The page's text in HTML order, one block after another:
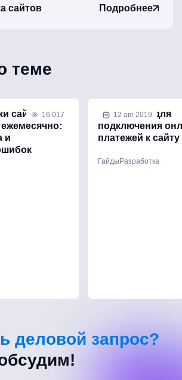
сайтов Подробнее
теме
16 017
сайта
и
12 авг 2019
5 сервисов для
подключения
платежей к сайту
Гайды Разработка
деловой запрос?